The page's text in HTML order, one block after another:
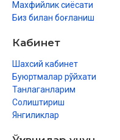
Махфийлик сиёсати
Биз билан боғланиш
Кабинет
Шахсий кабинет
Буюртмалар рўйхати
Танлаганларим
Солиштириш
Янгиликлар